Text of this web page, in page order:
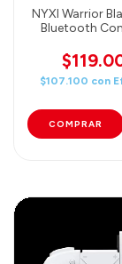
NYXI Warrior
Bluetooth
$107.100 con